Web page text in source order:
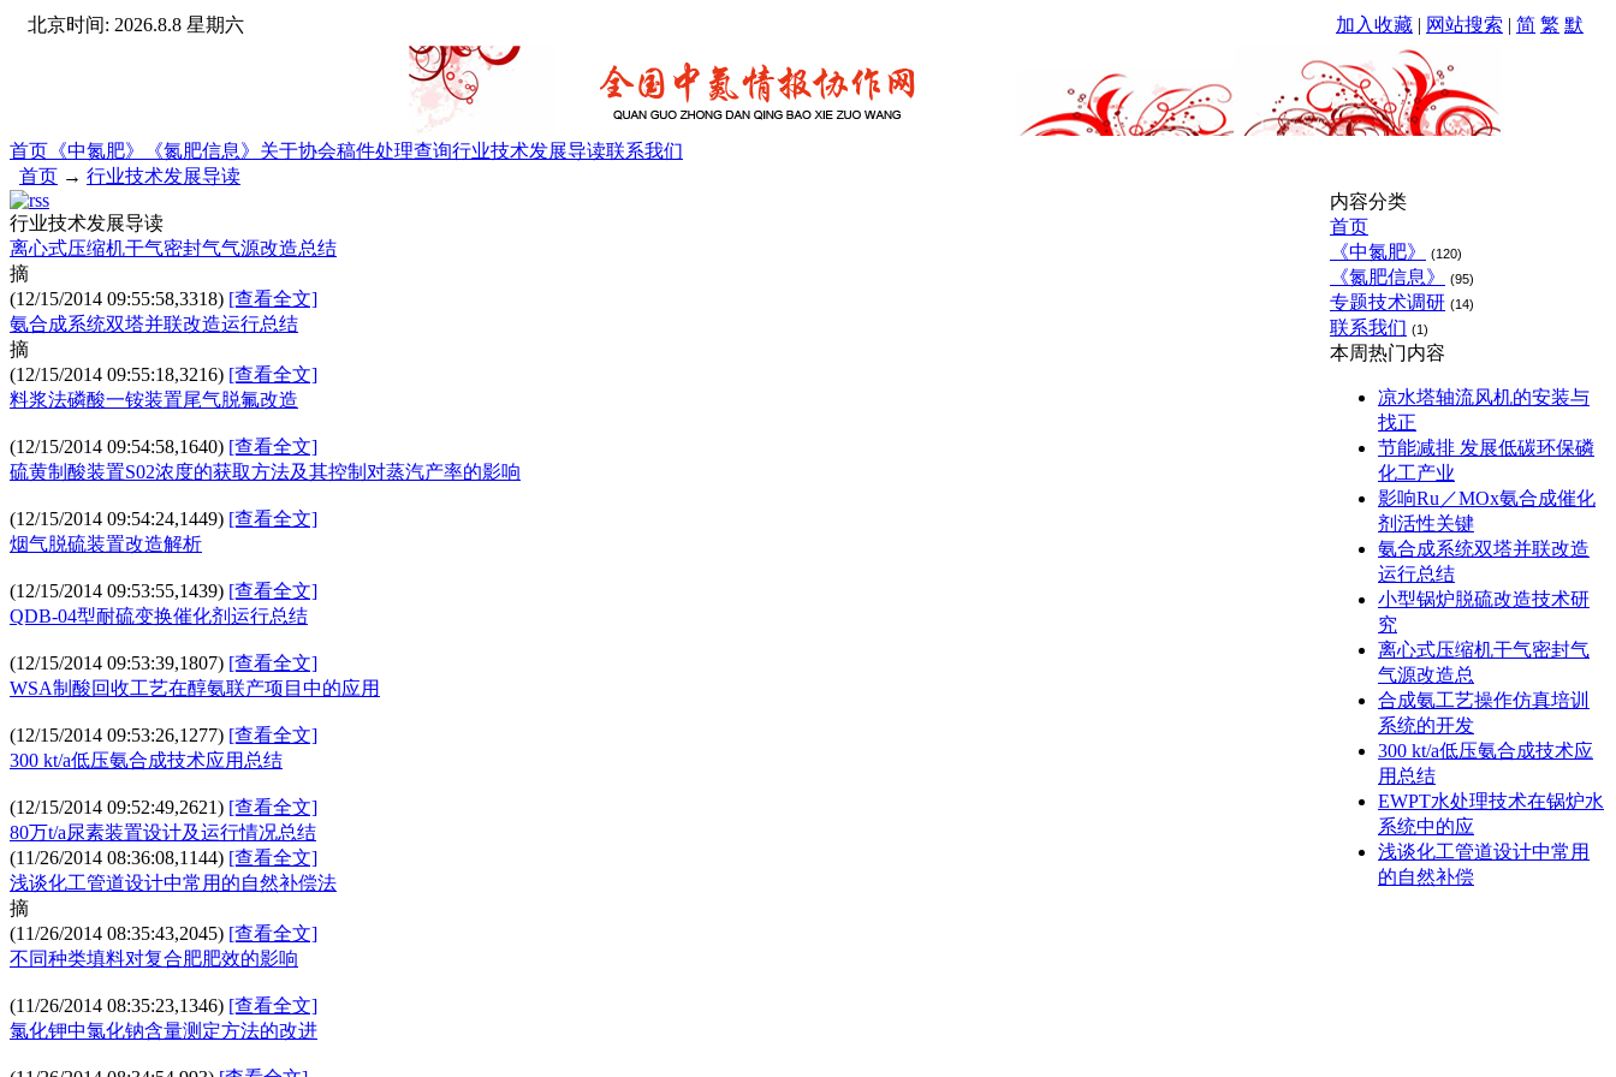
北京时间: 2026.8.8 星期六 加入收藏 | 网站搜索 | 简 繁 默
首页 《中氮肥》 《氮肥信息》 关于协会稿件处理查询行业技术发展导读联系我们
首页 → 行业技术发展导读
行业技术发展导读
离心式压缩机干气密封气气源改造总结
摘
(12/15/2014 09:55:58,3318) [查看全文]
氨合成系统双塔并联改造运行总结
摘
(12/15/2014 09:55:18,3216) [查看全文]
料浆法磷酸一铵装置尾气脱氟改造
(12/15/2014 09:54:58,1640) [查看全文]
硫黄制酸装置S02浓度的获取方法及其控制对蒸汽产率的影响
(12/15/2014 09:54:24,1449) [查看全文]
烟气脱硫装置改造解析
(12/15/2014 09:53:55,1439) [查看全文]
QDB-04型耐硫变换催化剂运行总结
(12/15/2014 09:53:39,1807) [查看全文]
WSA制酸回收工艺在醇氨联产项目中的应用
(12/15/2014 09:53:26,1277) [查看全文]
300 kt/a低压氨合成技术应用总结
(12/15/2014 09:52:49,2621) [查看全文]
80万t/a尿素装置设计及运行情况总结
(11/26/2014 08:36:08,1144) [查看全文]
浅谈化工管道设计中常用的自然补偿法
摘
(11/26/2014 08:35:43,2045) [查看全文]
不同种类填料对复合肥肥效的影响
(11/26/2014 08:35:23,1346) [查看全文]
氯化钾中氯化钠含量测定方法的改进
内容分类
首页
《中氮肥》
(120)
《氮肥信息》 (95)
专题技术调研 (14)
联系我们 (1)
本周热门内容
凉水塔轴流风机的安装与
找正
节能减排 发展低碳环保磷
化工产业
影响Ru／MOx氨合成催化
剂活性关键
氨合成系统双塔并联改造
运行总结
小型锅炉脱硫改造技术研
究
离心式压缩机干气密封气
气源改造总
合成氨工艺操作仿真培训
系统的开发
300 kt/a低压氨合成技术应
用总结
EWPT水处理技术在锅炉水
系统中的应
浅谈化工管道设计中常用
的自然补偿